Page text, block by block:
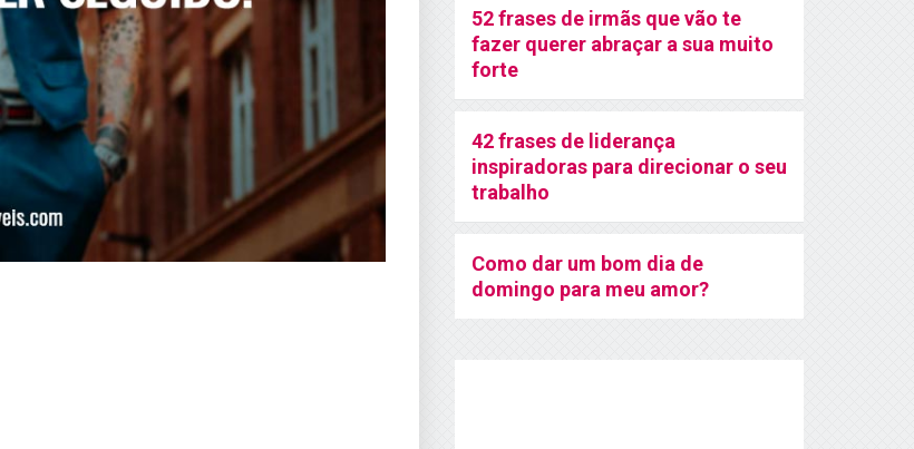
52 frases de irmãs que vão te
fazer querer abraçar a sua muito
forte
42 frases de liderança
inspiradoras para direcionar o seu
trabalho
Como dar um bom dia de
domingo para meu amor?